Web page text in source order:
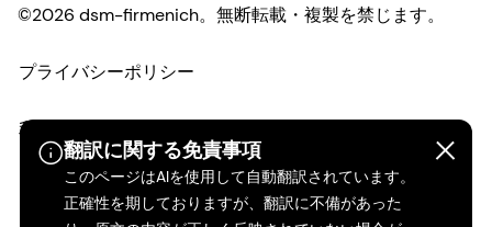
翻訳に関する免責事項
このページはAIを使用して自動翻訳されています。
正確性を期しておりますが、翻訳に不備があった
©2026 dsm-firmenich。無断転載・複製を禁じます。
プライバシーポリシー
利用規約
ご利用条件